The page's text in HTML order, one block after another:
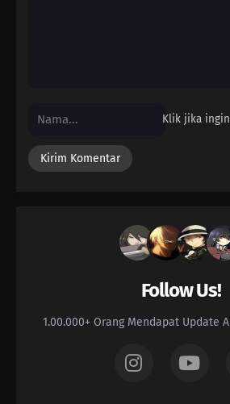
Klik jika
Follow Us!
1.00.000+ Orang Mendapat Update